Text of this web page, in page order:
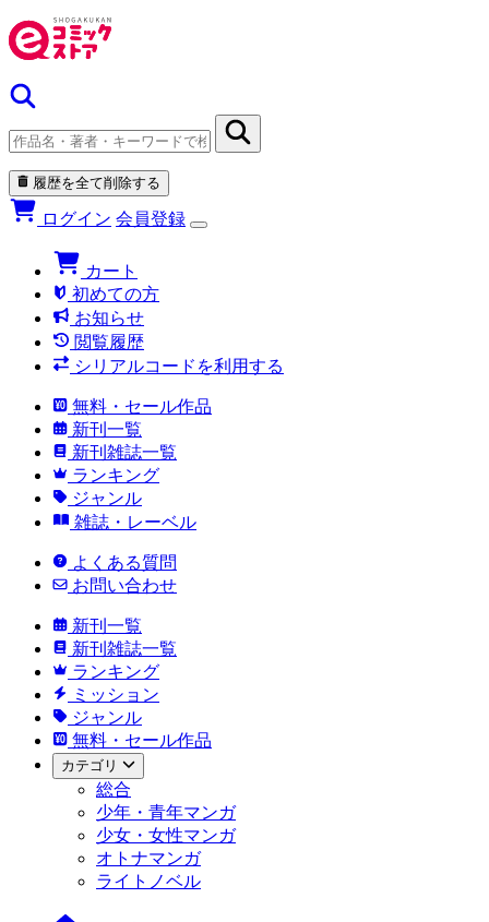
履歴を全て削除する
ログイン 会員登録
カート
初めての方
お知らせ
閲覧履歴
シリアルコードを利用する
無料・セール作品
新刊一覧
新刊雑誌一覧
ランキング
ジャンル
雑誌・レーベル
よくある質問
お問い合わせ
新刊一覧
新刊雑誌一覧
ランキング
ミッション
ジャンル
無料・セール作品
カテゴリ
総合
少年・青年マンガ
少女・女性マンガ
オトナマンガ
ライトノベル